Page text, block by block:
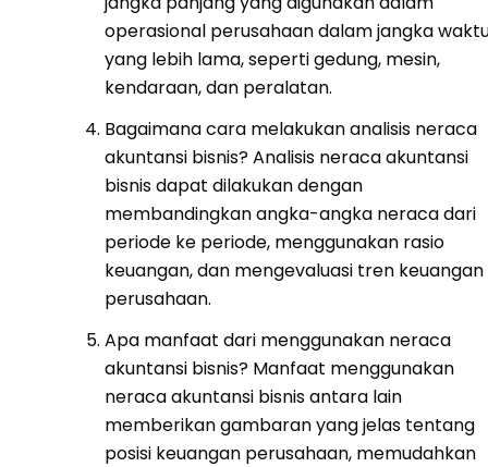
operasional perusahaan dalam jangka
yang lebih lama, seperti gedung, mesin,
kendaraan, dan peralatan.
Bagaimana cara melakukan analisis neraca
akuntansi bisnis? Analisis neraca akuntansi
bisnis dapat dilakukan dengan
membandingkan angka-angka neraca dari
periode ke periode, menggunakan rasio
keuangan, dan mengevaluasi tren keuangan
perusahaan.
Apa manfaat dari menggunakan neraca
akuntansi bisnis? Manfaat menggunakan
neraca akuntansi bisnis antara lain
memberikan gambaran yang jelas tentang
posisi keuangan perusahaan, memudahkan